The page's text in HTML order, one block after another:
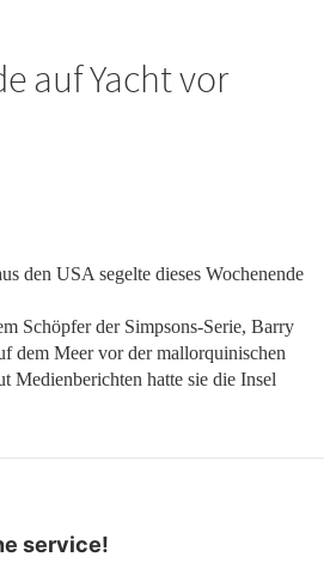
auf Yacht vor
den USA segelte dieses Wochenende
Schöpfer der Simpsons-Serie, Barry
dem Meer vor der mallorquinischen
Medienberichten hatte sie die Insel
service!